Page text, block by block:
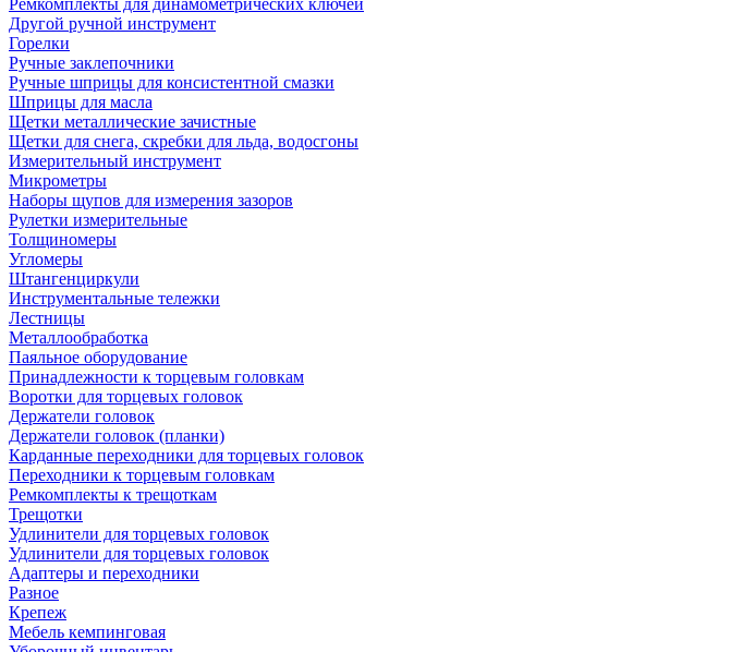
Ремкомплекты для динамометрических ключей
Другой ручной инструмент
Горелки
Ручные заклепочники
Ручные шприцы для консистентной смазки
Шприцы для масла
Щетки металлические зачистные
Щетки для снега, скребки для льда, водосгоны
Измерительный инструмент
Микрометры
Наборы щупов для измерения зазоров
Рулетки измерительные
Толщиномеры
Угломеры
Штангенциркули
Инструментальные тележки
Лестницы
Металлообработка
Паяльное оборудование
Принадлежности к торцевым головкам
Воротки для торцевых головок
Держатели головок
Держатели головок (планки)
Карданные переходники для торцевых головок
Переходники к торцевым головкам
Ремкомплекты к трещоткам
Трещотки
Удлинители для торцевых головок
Удлинители для торцевых головок
Адаптеры и переходники
Разное
Крепеж
Мебель кемпинговая